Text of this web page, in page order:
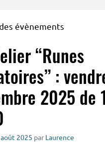
évènements
“Runes
:
2025 de
2025 par Laurence